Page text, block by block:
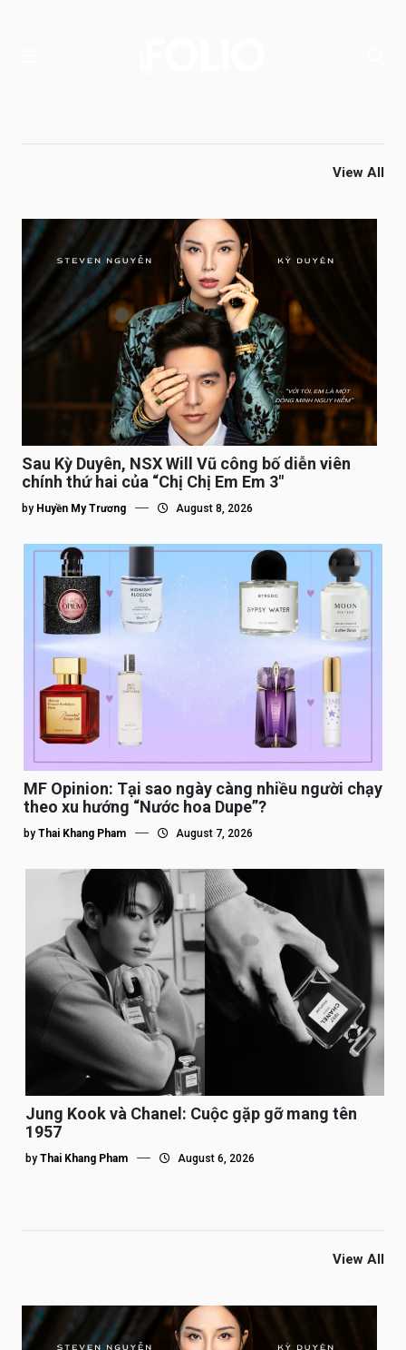
View All
Sau Kỳ Duyên, NSX Will Vũ công bố diễn viên
chính thứ hai của “Chị Chị Em Em 3″
by Huyền My Trương August 8, 2026
MF Opinion: Tại sao ngày càng nhiều người chạy
theo xu hướng “Nước hoa Dupe”?
by Thai Khang Pham August 7, 2026
Jung Kook và Chanel: Cuộc gặp gỡ mang tên
1957
by Thai Khang Pham August 6, 2026
View All